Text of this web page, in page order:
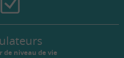
de niveau de vie